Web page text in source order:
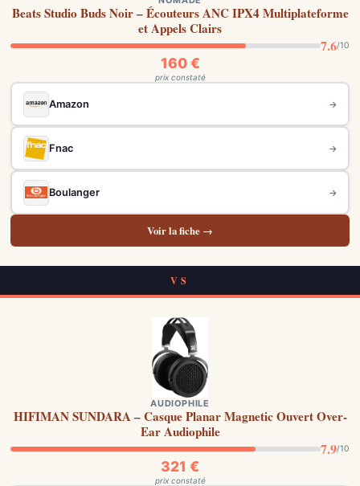
Beats Studio Buds Noir – Écouteurs ANC IPX4 Multiplateforme
et Appels Clairs
7.6/10
160 €
prix constaté
Amazon →
Fnac →
Boulanger →
Voir la fiche →
VS
AUDIOPHILE
HIFIMAN SUNDARA – Casque Planar Magnetic Ouvert Over-
Ear Audiophile
7.9/10
321 €
prix constaté